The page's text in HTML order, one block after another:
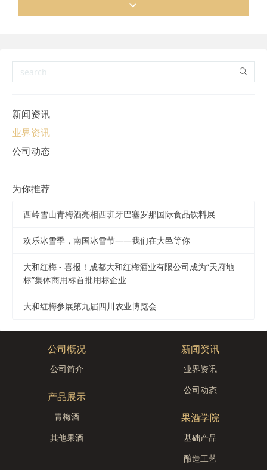
宴上惟一的一款果酒产品。九天开出一成都，万
户千门入画图。成都大运会是中国近两年来举办
新闻资讯
业界资讯
公司动态
为你推荐
西岭雪山青梅酒亮相西班牙巴塞罗那国际食品饮料展
欢乐冰雪季，南国冰雪节——我们在大邑等你
大和红梅 - 喜报！成都大和红梅酒业有限公司成为“天府地
标”集体商用标首批用标企业
大和红梅参展第九届四川农业博览会
公司概况
公司简介
新闻资讯
业界资讯
公司动态
产品展示
青梅酒
其他果酒
果酒学院
基础产品
酿造工艺